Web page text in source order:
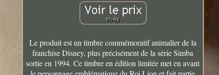
Le produit est un timbre commémoratif animalier de la
franchise Disney, plus précisément de la série Simba
sortie en 1994. Ce timbre en édition limitée met en avant